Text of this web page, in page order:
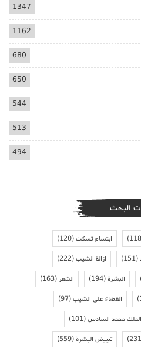
1347
1162
680
650
544
513
494
البحث
ابتسام تسكت(120)
(151) ازالة الشيب(222)
البشرة(194) الشعر(163)
القضاء على الشيب(97)
الملك محمد السادس(101)
تبييض البشرة(559)